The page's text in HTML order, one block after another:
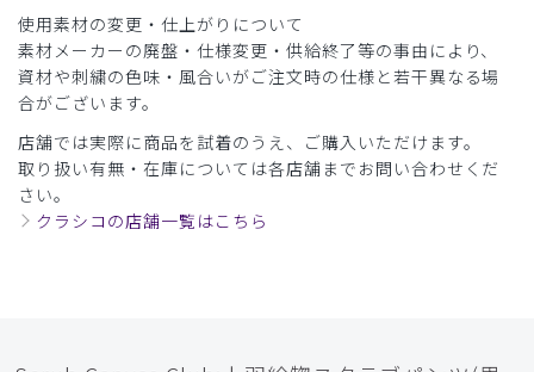
使用素材の変更・仕上がりについて
素材メーカーの廃盤・仕様変更・供給終了等の事由により、
資材や刺繍の色味・風合いがご注文時の仕様と若干異なる場
合がございます。
店舗では実際に商品を試着のうえ、ご購入いただけます。
取り扱い有無・在庫については各店舗までお問い合わせくだ
さい。
クラシコの店舗一覧はこちら